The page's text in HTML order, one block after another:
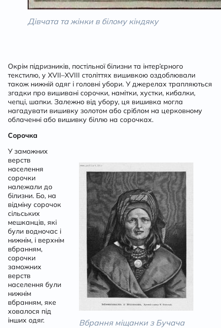
Дівчата та жінки в білому кіндяку
Окрім підризників, постільної білизни та інтер’єрного
текстилю, у XVII–XVIII століттях вишивкою оздоблювали
також нижній одяг і головні убори. У джерелах трапляються
згадки про вишивані сорочки, намітки, хустки, кибалки,
чепці, шапки. Залежно від убору, ця вишивка могла
нагадувати вишивку золотом або сріблом на церковному
облаченні або вишивку біллю на сорочках.
Сорочка
Вбрання міщанки з Бучача
У заможних
верств
населення
сорочки
належали до
білизни. Бо, на
відміну сорочок
сільських
мешканців, які
були водночас і
нижнім, і верхнім
вбранням,
сорочки
заможних
верств
населення були
нижнім
вбранням, яке
ховалося під
інших одяг.